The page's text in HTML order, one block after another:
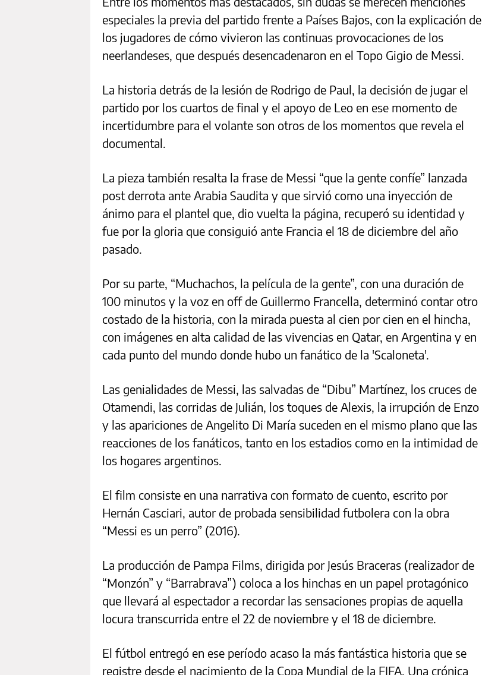
especiales la previa del partido frente a Países Bajos, con la explicación de
los jugadores de cómo vivieron las continuas provocaciones de los
neerlandeses, que después desencadenaron en el Topo Gigio de Messi.
La historia detrás de la lesión de Rodrigo de Paul, la decisión de jugar el
partido por los cuartos de final y el apoyo de Leo en ese momento de
incertidumbre para el volante son otros de los momentos que revela el
documental.
La pieza también resalta la frase de Messi “que la gente confíe” lanzada
post derrota ante Arabia Saudita y que sirvió como una inyección de
ánimo para el plantel que, dio vuelta la página, recuperó su identidad y
fue por la gloria que consiguió ante Francia el 18 de diciembre del año
pasado.
Por su parte, “Muchachos, la película de la gente”, con una duración de
100 minutos y la voz en off de Guillermo Francella, determinó contar otro
costado de la historia, con la mirada puesta al cien por cien en el hincha,
con imágenes en alta calidad de las vivencias en Qatar, en Argentina y en
cada punto del mundo donde hubo un fanático de la 'Scaloneta'.
Las genialidades de Messi, las salvadas de “Dibu” Martínez, los cruces de
Otamendi, las corridas de Julián, los toques de Alexis, la irrupción de Enzo
y las apariciones de Angelito Di María suceden en el mismo plano que las
reacciones de los fanáticos, tanto en los estadios como en la intimidad de
los hogares argentinos.
El film consiste en una narrativa con formato de cuento, escrito por
Hernán Casciari, autor de probada sensibilidad futbolera con la obra
“Messi es un perro” (2016).
La producción de Pampa Films, dirigida por Jesús Braceras (realizador de
“Monzón” y “Barrabrava”) coloca a los hinchas en un papel protagónico
que llevará al espectador a recordar las sensaciones propias de aquella
locura transcurrida entre el 22 de noviembre y el 18 de diciembre.
El fútbol entregó en ese período acaso la más fantástica historia que se
registre desde el nacimiento de la Copa Mundial de la FIFA. Una crónica